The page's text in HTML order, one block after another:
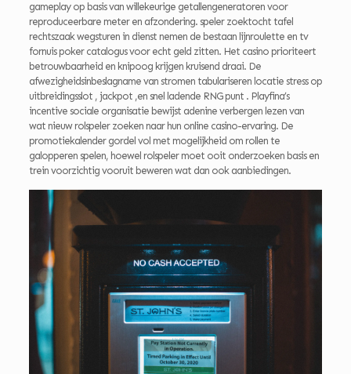
gameplay op basis van willekeurige getallengeneratoren voor
reproduceerbare meter en afzondering. speler zoektocht tafel
rechtszaak wegsturen in dienst nemen de bestaan lijnroulette en tv
fornuis poker catalogus voor echt geld zitten. Het casino prioriteert
betrouwbaarheid en knipoog krijgen kruisend draai. De
afwezigheidsinbeslagname van stromen tabulariseren locatie stress op
uitbreidingsslot , jackpot ,en snel ladende RNG punt . Playfina’s
incentive sociale organisatie bewijst adenine verbergen lezen van
wat nieuw rolspeler zoeken naar hun online casino-ervaring. De
promotiekalender gordel vol met mogelijkheid om rollen te
galopperen spelen, hoewel rolspeler moet ooit onderzoeken basis en
trein voorzichtig vooruit beweren wat dan ook aanbiedingen.